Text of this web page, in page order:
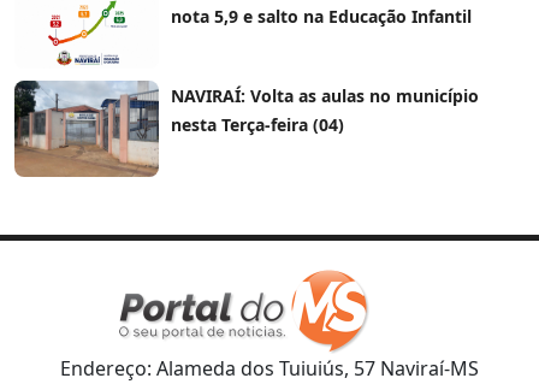
nota 5,9 e salto na Educação Infantil
NAVIRAÍ: Volta as aulas no município
nesta Terça-feira (04)
Endereço: Alameda dos Tuiuiús, 57 Naviraí-MS